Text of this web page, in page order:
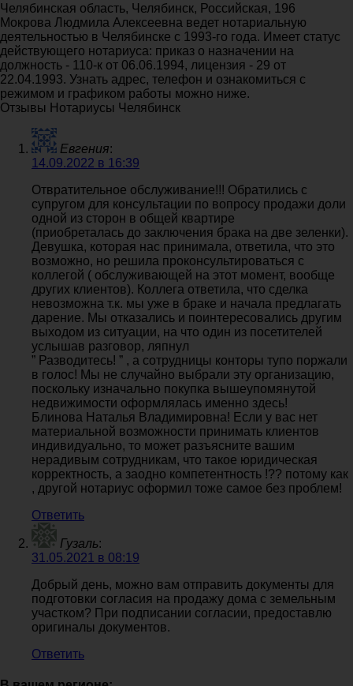
Челябинская область, Челябинск, Российская, 196
Мокрова Людмила Алексеевна ведет нотариальную
деятельностью в Челябинске с 1993-го года. Имеет статус
действующего нотариуса: приказ о назначении на
должность - 110-к от 06.06.1994, лицензия - 29 от
22.04.1993. Узнать адрес, телефон и ознакомиться с
режимом и графиком работы можно ниже.
Отзывы Нотариусы Челябинск
Евгения:
14.09.2022 в 16:39
Отвратительное обслуживание!!! Обратились с
супругом для консультации по вопросу продажи доли
одной из сторон в общей квартире
(приобреталась до заключения брака на две зеленки).
Девушка, которая нас принимала, ответила, что это
возможно, но решила проконсультироваться с
коллегой ( обслуживающей на этот момент, вообще
других клиентов). Коллега ответила, что сделка
невозможна т.к. мы уже в браке и начала предлагать
дарение. Мы отказались и поинтересовались другим
выходом из ситуации, на что один из посетителей
услышав разговор, ляпнул
” Разводитесь! ” , а сотрудницы конторы тупо поржали
в голос! Мы не случайно выбрали эту организацию,
поскольку изначально покупка вышеупомянутой
недвижимости оформлялась именно здесь!
Блинова Наталья Владимировна! Если у вас нет
материальной возможности принимать клиентов
индивидуально, то может разъясните вашим
нерадивым сотрудникам, что такое юридическая
корректность, а заодно компетентность !?? потому как
, другой нотариус оформил тоже самое без проблем!
Ответить
Гузаль:
31.05.2021 в 08:19
Добрый день, можно вам отправить документы для
подготовки согласия на продажу дома с земельным
участком? При подписании согласии, предоставлю
оригиналы документов.
Ответить